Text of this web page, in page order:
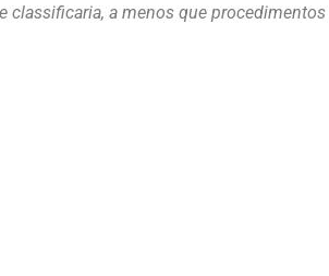
classificaria, a menos que procedimentos